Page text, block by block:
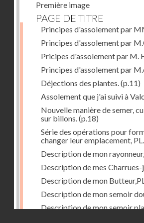
Première image
PAGE DE TITRE
Principes d'assolement par
Principes d'assolement par
Pricipes d'assolement par M.
Principes d'assolement par
Déjections des plantes. (p.11)
Assolement que j'ai suivi à
Nouvelle manière de semer,
sur billons. (p.18)
Série des opérations pour
changer leur emplacement, PL.
Description de mon
Description de mes Charrues-
Description de mon
Description de mon semoir
Description de mon semoir